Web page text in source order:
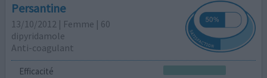
Persantine
13/10/2012 | Femme | 60
dipyridamole
Anti-coagulant
Efficacité